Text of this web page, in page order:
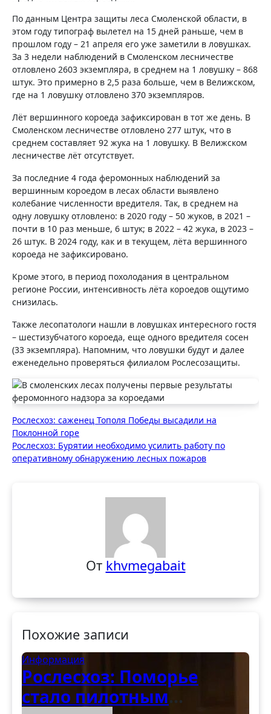
По данным Центра защиты леса Смоленской области, в
этом году типограф вылетел на 15 дней раньше, чем в
прошлом году – 21 апреля его уже заметили в ловушках.
За 3 недели наблюдений в Смоленском лесничестве
отловлено 2603 экземпляра, в среднем на 1 ловушку – 868
штук. Это примерно в 2,5 раза больше, чем в Велижском,
где на 1 ловушку отловлено 370 экземпляров.
Лёт вершинного короеда зафиксирован в тот же день. В
Смоленском лесничестве отловлено 277 штук, что в
среднем составляет 92 жука на 1 ловушку. В Велижском
лесничестве лёт отсутствует.
За последние 4 года феромонных наблюдений за
вершинным короедом в лесах области выявлено
колебание численности вредителя. Так, в среднем на
одну ловушку отловлено: в 2020 году – 50 жуков, в 2021 –
почти в 10 раз меньше, 6 штук; в 2022 – 42 жука, в 2023 –
26 штук. В 2024 году, как и в текущем, лёта вершинного
короеда не зафиксировано.
Кроме этого, в период похолодания в центральном
регионе России, интенсивность лёта короедов ощутимо
снизилась.
Также лесопатологи нашли в ловушках интересного гостя
– шестизубчатого короеда, еще одного вредителя сосен
(33 экземпляра). Напомним, что ловушки будут и далее
еженедельно проверяться филиалом Рослесозащиты.
Навигация
по
записям
Рослесхоз: саженец Тополя Победы высадили на
Поклонной горе
Рослесхоз: Бурятии необходимо усилить работу по
оперативному обнаружению лесных пожаров
От khvmegabait
Похожие записи
Информация
Рослесхоз: Поморье
стало пилотным